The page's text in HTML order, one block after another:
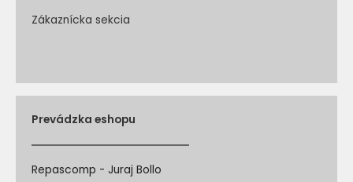
Zákaznícka sekcia
Prevádzka eshopu
Repascomp - Juraj Bollo